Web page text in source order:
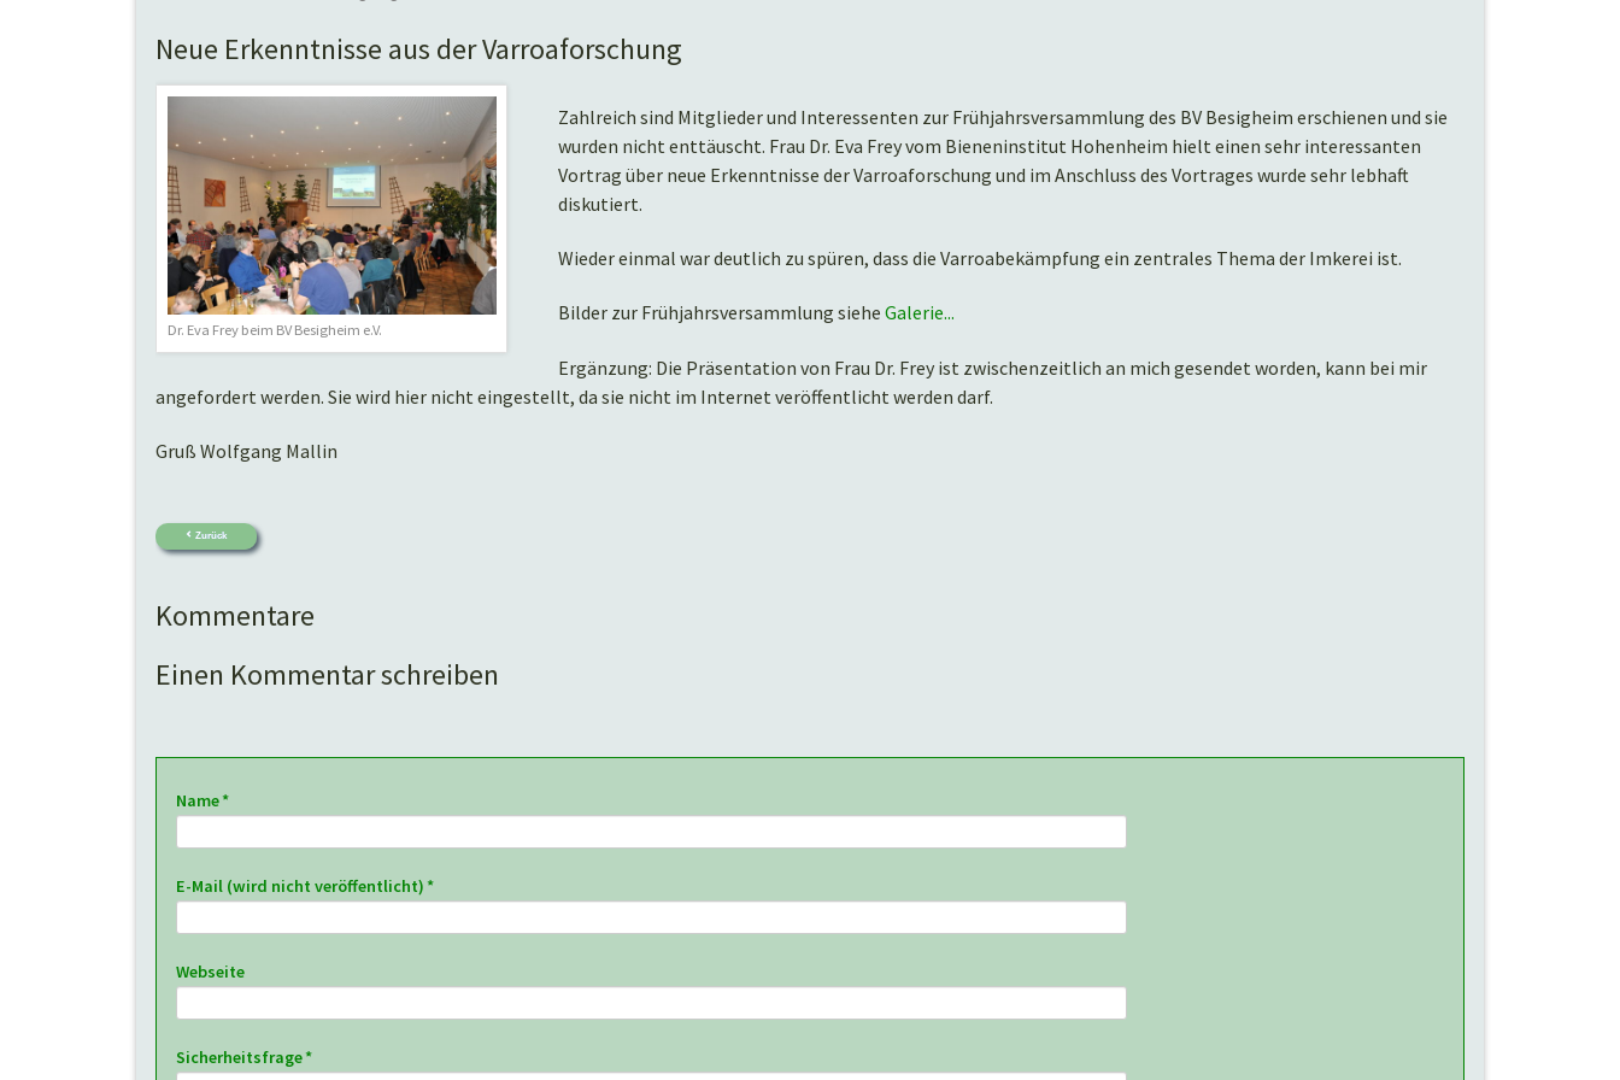
Neue Erkenntnisse aus der Varroaforschung
Dr. Eva Frey beim BV Besigheim e.V.
Zahlreich sind Mitglieder und Interessenten zur Frühjahrsversammlung des BV Besigheim erschienen und sie
wurden nicht enttäuscht. Frau Dr. Eva Frey vom Bieneninstitut Hohenheim hielt einen sehr interessanten
Vortrag über neue Erkenntnisse der Varroaforschung und im Anschluss des Vortrages wurde sehr lebhaft
diskutiert.
Wieder einmal war deutlich zu spüren, dass die Varroabekämpfung ein zentrales Thema der Imkerei ist.
Bilder zur Frühjahrsversammlung sieheGalerie...
Ergänzung: Die Präsentation von Frau Dr. Frey ist zwischenzeitlich an mich gesendet worden, kann bei mir
angefordert werden. Sie wird hier nicht eingestellt, da sie nicht im Internet veröffentlicht werden darf.
Gruß Wolfgang Mallin
Zurück
Kommentare
Einen Kommentar schreiben
Pflichtfeld
Name*
Pflichtfeld
E-Mail (wird nicht veröffentlicht)*
Webseite
Pflichtfeld
Sicherheitsfrage*